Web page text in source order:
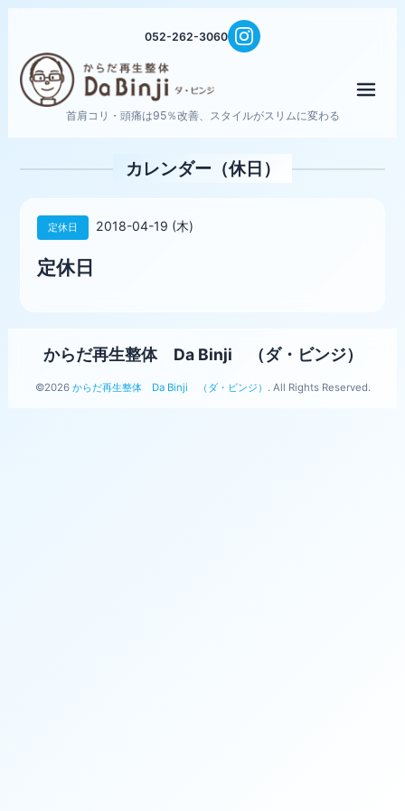
052-262-3060
首肩コリ・頭痛は95％改善、スタイルがスリムに変わる
カレンダー（休日）
定休日 2018-04-19 (木)
定休日
からだ再生整体 Da Binji （ダ・ビンジ）
©2026 からだ再生整体 Da Binji （ダ・ビンジ） . All Rights Reserved.